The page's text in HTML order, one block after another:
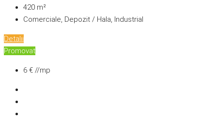
420 m²
Comerciale, Depozit / Hala, Industrial
Detalii
Promovat
6 € //mp